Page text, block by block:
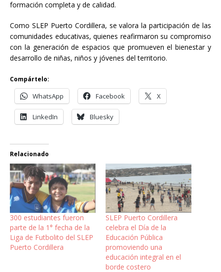
formación completa y de calidad.
Como SLEP Puerto Cordillera, se valora la participación de las
comunidades educativas, quienes reafirmaron su compromiso
con la generación de espacios que promueven el bienestar y
desarrollo de niñas, niños y jóvenes del territorio.
Compártelo:
WhatsApp Facebook X
LinkedIn Bluesky
Relacionado
300 estudiantes fueron
parte de la 1° fecha de la
Liga de Futbolito del SLEP
Puerto Cordillera
SLEP Puerto Cordillera
celebra el Día de la
Educación Pública
promoviendo una
educación integral en el
borde costero